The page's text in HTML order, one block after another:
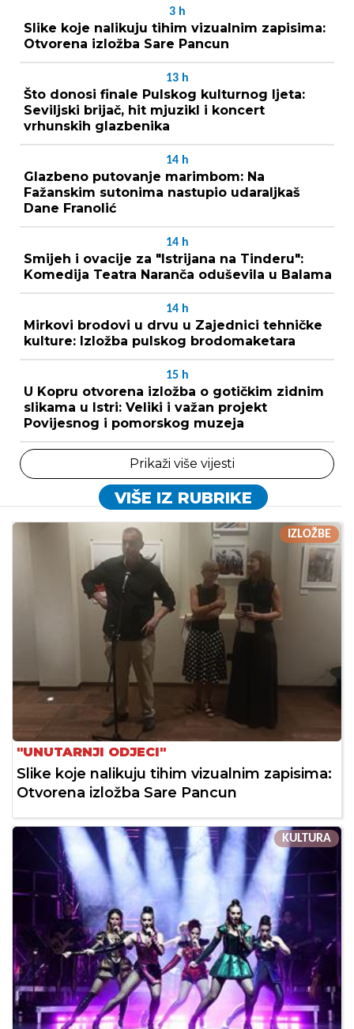
3 h
Slike koje nalikuju tihim vizualnim zapisima:
Otvorena izložba Sare Pancun
13 h
Što donosi finale Pulskog kulturnog ljeta:
Seviljski brijač, hit mjuzikl i koncert
vrhunskih glazbenika
14 h
Glazbeno putovanje marimbom: Na
Fažanskim sutonima nastupio udaraljkaš
Dane Franolić
14 h
Smijeh i ovacije za "Istrijana na Tinderu":
Komedija Teatra Naranča oduševila u Balama
14 h
Mirkovi brodovi u drvu u Zajednici tehničke
kulture: Izložba pulskog brodomaketara
15 h
U Kopru otvorena izložba o gotičkim zidnim
slikama u Istri: Veliki i važan projekt
Povijesnog i pomorskog muzeja
Prikaži više vijesti
VIŠE IZ RUBRIKE
IZLOŽBE
"UNUTARNJI ODJECI"
Slike koje nalikuju tihim vizualnim zapisima:
Otvorena izložba Sare Pancun
KULTURA